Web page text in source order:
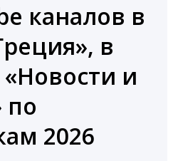
каналов в
в
и
по
2026